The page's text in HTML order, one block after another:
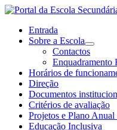
Entrada
Sobre a Escola
Contactos
Enquadramento
Horários de
Direção
Documentos
Critérios de avaliação
Projetos e Plano
Educação Inclusiva